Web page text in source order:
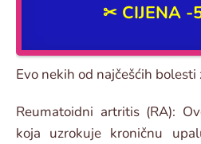
✂ CIJENA -
Evo nekih od najčešćih bolesti
Reumatoidni artritis (RA):
koja uzrokuje kroničnu